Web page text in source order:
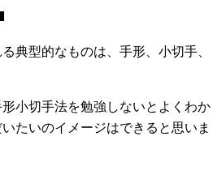
典型的なものは、手形、小切手、
小切手法を勉強しないとよくわか
たいのイメージはできると思いま